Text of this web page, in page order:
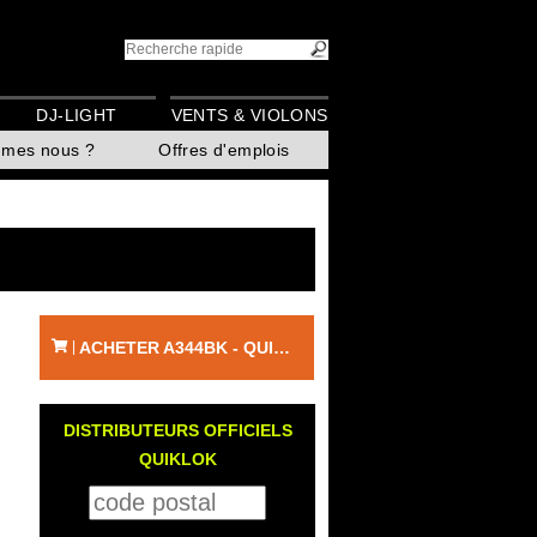
nous ? Offres d'emplois
DJ-LIGHT VENTS & VIOLONS
ACHETER A344BK - QUIKLOK
DISTRIBUTEURS OFFICIELS
QUIKLOK